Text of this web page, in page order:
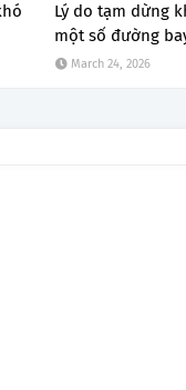
Lý do tạm dừng
một số đường
March 24, 2026